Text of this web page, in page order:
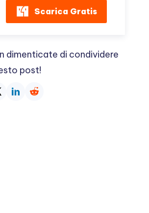
Scarica Gratis
dimenticate di condividere
post!